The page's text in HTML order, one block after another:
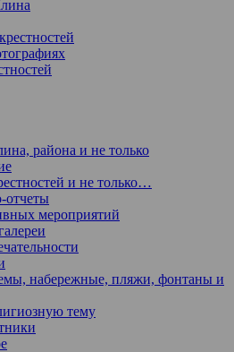
района и не только
и не только…
отчеты
мероприятий
набережные, пляжи, фонтаны и
тему